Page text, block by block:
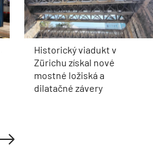
Historický viadukt v
Zürichu získal nové
mostné ložiská a
dilatačné závery